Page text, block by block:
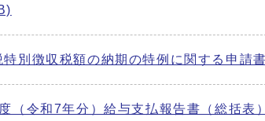
特別徴収税額の納期の特例に関する申
（令和7年分）給与支払報告書（総括表